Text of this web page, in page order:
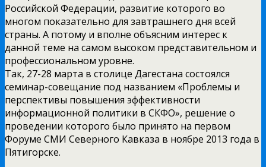
Российской Федерации, развитие которого во
многом показательно для завтрашнего дня всей
страны. А потому и вполне объясним интерес к
данной теме на самом высоком представительном и
профессиональном уровне.
Так, 27-28 марта в столице Дагестана состоялся
семинар-совещание под названием «Проблемы и
перспективы повышения эффективности
информационной политики в СКФО», решение о
проведении которого было принято на первом
Форуме СМИ Северного Кавказа в ноябре 2013 года в
Пятигорске.